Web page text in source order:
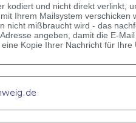
kodiert und nicht direkt verlinkt,
Ihrem Mailsystem
nicht mißbraucht wird - das
angeben, damit die E-
Kopie Ihrer Nachricht für Ihre